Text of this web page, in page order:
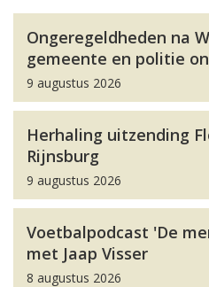
Ongeregeldheden na
gemeente en politie
9 augustus 2026
Herhaling uitzending
Rijnsburg
9 augustus 2026
Voetbalpodcast 'De
met Jaap Visser
8 augustus 2026